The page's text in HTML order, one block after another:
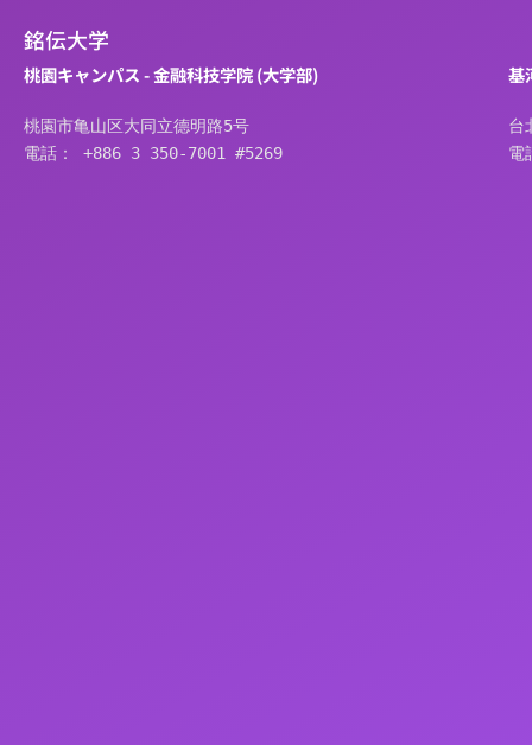
銘伝大学
桃園キャンパス - 金融科技学院 (大学部)
桃園市亀山区大同立德明路5号
電話： +886 3 350-7001 #5269
基
台
電